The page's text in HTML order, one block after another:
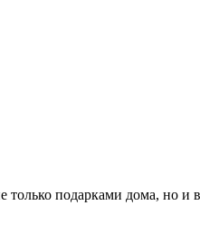
только подарками дома,